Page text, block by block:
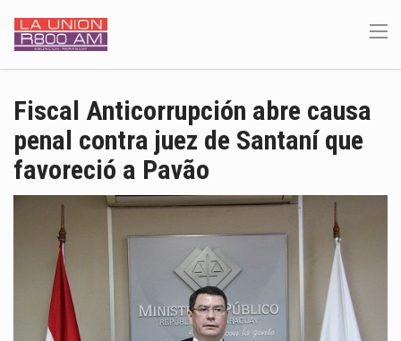
Fiscal Anticorrupción abre causa
penal contra juez de Santaní que
favoreció a Pavão